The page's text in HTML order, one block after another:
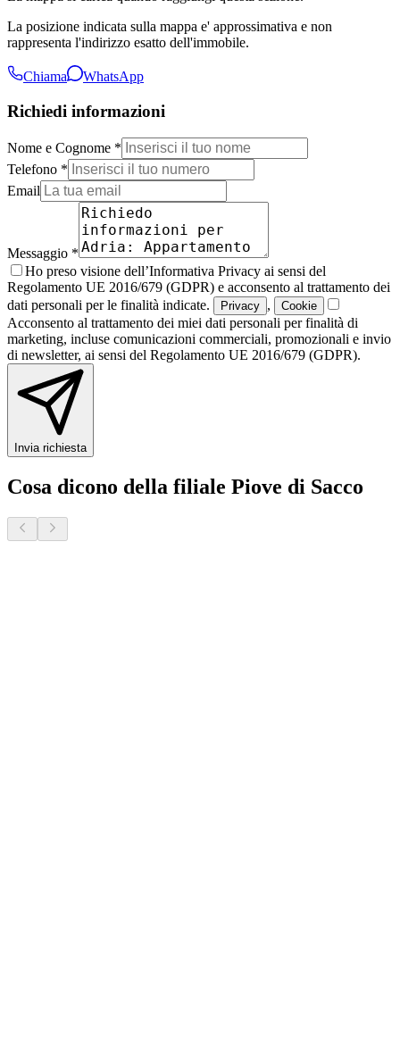
La posizione indicata sulla mappa e' approssimativa e non
rappresenta l'indirizzo esatto dell'immobile.
Chiama WhatsApp
Richiedi informazioni
Nome e Cognome *
Telefono *
Email
Messaggio *
Ho preso visione dell’Informativa Privacy ai sensi del
Regolamento UE 2016/679 (GDPR) e acconsento al trattamento dei
dati personali per le finalità indicate.
Privacy , Cookie
Acconsento al trattamento dei miei dati personali per finalità di
marketing, incluse comunicazioni commerciali, promozionali e invio
di newsletter, ai sensi del Regolamento UE 2016/679 (GDPR).
Invia richiesta
Cosa dicono della filiale Piove di Sacco